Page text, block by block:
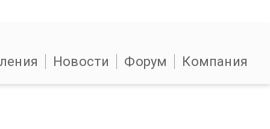
Новости Форум Компания